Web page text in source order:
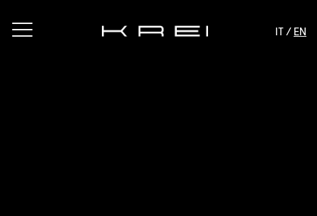
IT / EN